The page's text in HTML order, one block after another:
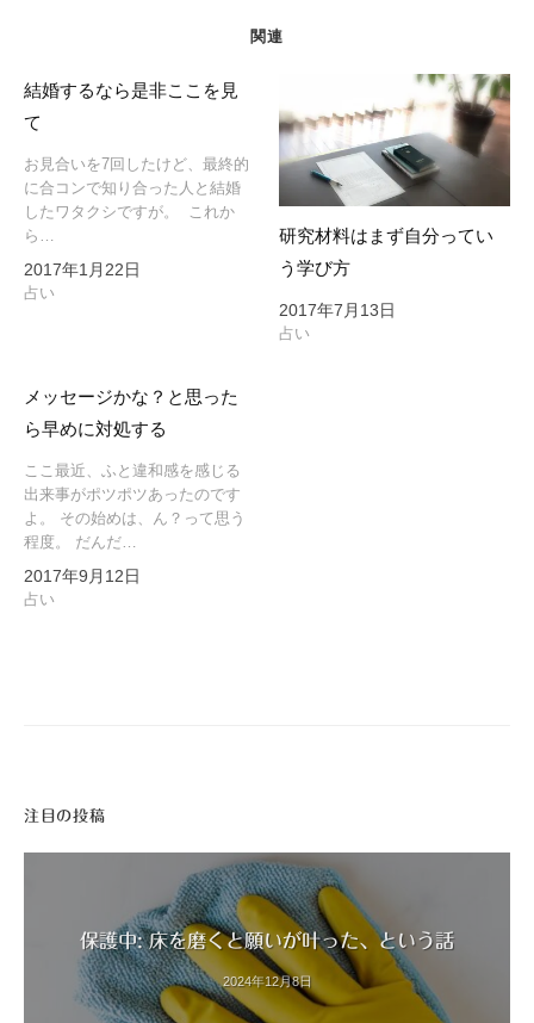
関連
結婚するなら是非ここを見
て
お見合いを7回したけど、最終的
に合コンで知り合った人と結婚
したワタクシですが。 これか
ら…
2017年1月22日
占い
研究材料はまず自分ってい
う学び方
2017年7月13日
占い
メッセージかな？と思った
ら早めに対処する
ここ最近、ふと違和感を感じる
出来事がポツポツあったのです
よ。 その始めは、ん？って思う
程度。 だんだ…
2017年9月12日
占い
注目の投稿
保護中: 床を磨くと願いが叶った、という話
2024年12月8日